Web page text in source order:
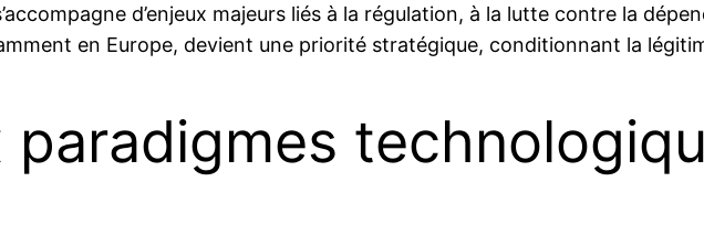
d’enjeux majeurs liés à la régulation, à la lutte contre la
en Europe, devient une priorité stratégique, conditionnant la
paradigmes